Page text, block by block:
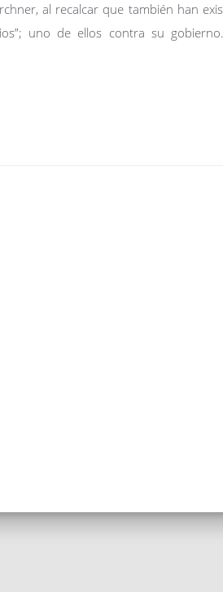
al recalcar que también han
uno de ellos contra su